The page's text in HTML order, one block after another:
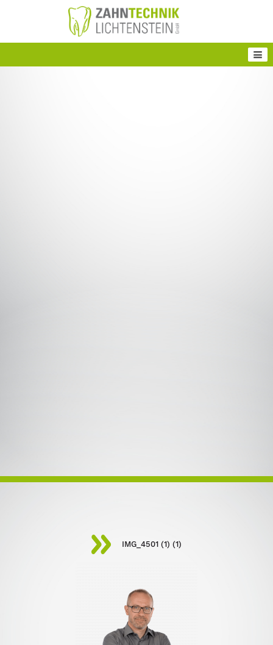
IMG_4501 (1) (1)